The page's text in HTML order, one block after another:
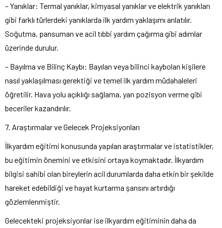
– Yanıklar: Termal yanıklar, kimyasal yanıklar ve elektrik yanıkları
gibi farklı türlerdeki yanıklarda ilk yardım yaklaşımı anlatılır.
Soğutma, pansuman ve acil tıbbi yardım çağırma gibi adımlar
üzerinde durulur.
– Bayılma ve Bilinç Kaybı: Bayılan veya bilinci kaybolan kişilere
nasıl yaklaşılması gerektiği ve temel ilk yardım müdahaleleri
öğretilir. Hava yolu açıklığı sağlama, yan pozisyon verme gibi
beceriler kazandırılır.
7. Araştırmalar ve Gelecek Projeksiyonları
İlkyardım eğitimi konusunda yapılan araştırmalar ve istatistikler,
bu eğitimin önemini ve etkisini ortaya koymaktadır. İlkyardım
bilgisi sahibi olan bireylerin acil durumlarda daha etkin bir şekilde
hareket edebildiği ve hayat kurtarma şansını artırdığı
gözlemlenmiştir.
Gelecekteki projeksiyonlar ise ilkyardım eğitiminin daha da